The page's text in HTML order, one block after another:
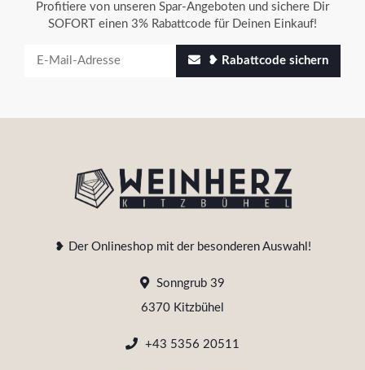
Profitiere von unseren Spar-Angeboten und sichere Dir
SOFORT einen 3% Rabattcode für Deinen Einkauf!
❥ Rabattcode sichern
❥ Der Onlineshop mit der besonderen Auswahl!
Sonngrub 39
6370 Kitzbühel
+43 5356 20511